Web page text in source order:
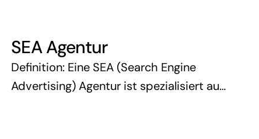
SEA Agentur
Definition: Eine SEA (Search Engine
Advertising) Agentur ist spezialisiert auf